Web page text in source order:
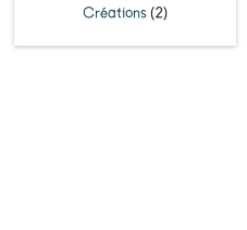
Créations (2)